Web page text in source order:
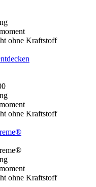
ohne Kraftstoff
ohne Kraftstoff
ohne Kraftstoff